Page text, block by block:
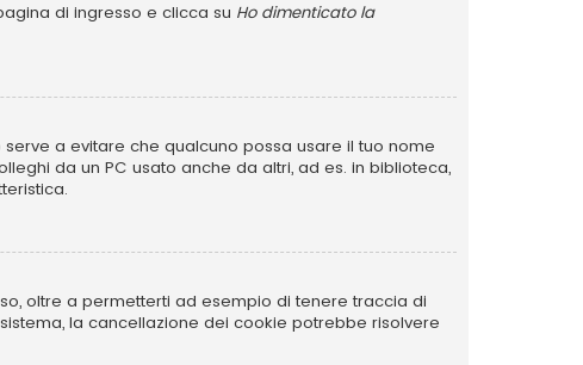
di ingresso e clicca su Ho dimenticato la
a evitare che qualcuno possa usare il tuo nome
da un PC usato anche da altri, ad es. in biblioteca,
oltre a permetterti ad esempio di tenere traccia di
la cancellazione dei cookie potrebbe risolvere